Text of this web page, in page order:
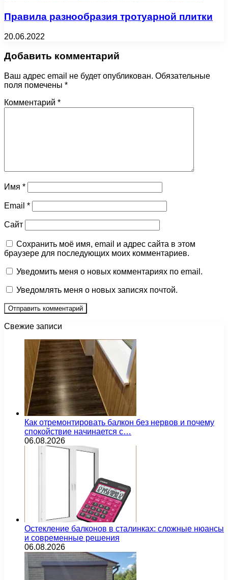
Правила разнообразия тротуарной плитки
20.06.2022
Добавить комментарий
Ваш адрес email не будет опубликован. Обязательные
поля помечены *
Комментарий *
Имя *
Email *
Сайт
Сохранить моё имя, email и адрес сайта в этом
браузере для последующих моих комментариев.
Уведомить меня о новых комментариях по email.
Уведомлять меня о новых записях почтой.
Свежие записи
Как отремонтировать балкон без нервов и почему
спокойствие начинается с…
06.08.2026
Остекление балконов в сталинках: сложные нюансы
и современные решения
06.08.2026